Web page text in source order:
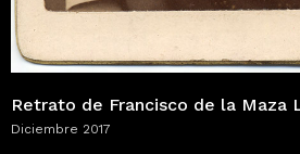
Retrato de Francisco de la Maza
Diciembre 2017